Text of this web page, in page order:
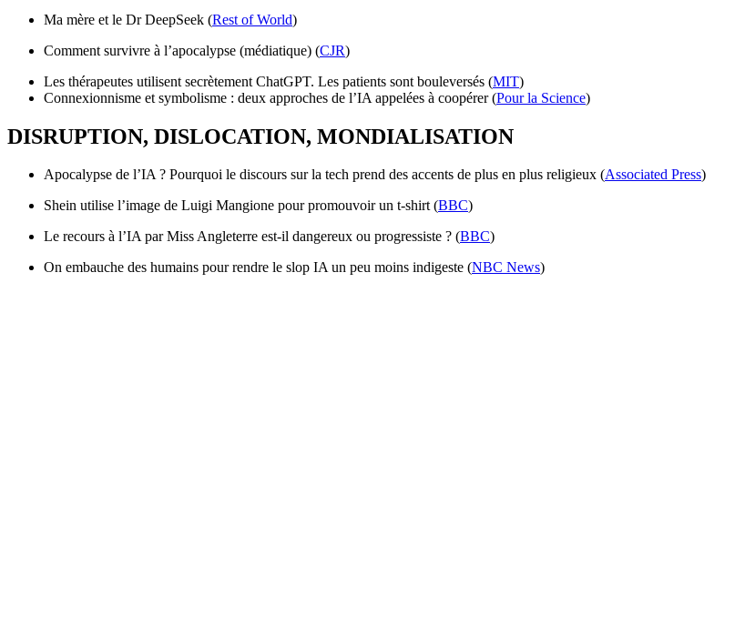
Ma mère et le Dr DeepSeek (Rest of World)
Comment survivre à l’apocalypse (médiatique) (CJR)
Les thérapeutes utilisent secrètement ChatGPT. Les patients sont bouleversés (MIT)
Connexionnisme et symbolisme : deux approches de l’IA appelées à coopérer (Pour la Science)
DISRUPTION, DISLOCATION, MONDIALISATION
Apocalypse de l’IA ? Pourquoi le discours sur la tech prend des accents de plus en plus religieux (Associated Press)
Shein utilise l’image de Luigi Mangione pour promouvoir un t-shirt (BBC)
Le recours à l’IA par Miss Angleterre est-il dangereux ou progressiste ? (BBC)
On embauche des humains pour rendre le slop IA un peu moins indigeste (NBC News)